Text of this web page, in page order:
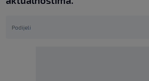
Podijeli